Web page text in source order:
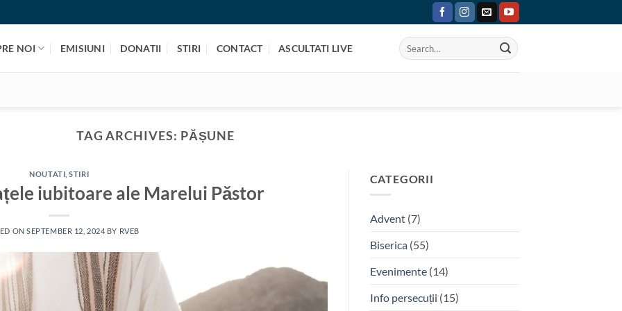
NOI EMISIUNI DONATII STIRI CONTACT ASCULTATI LIVE
TAG ARCHIVES: PĂȘUNE
NOUTATI ,STIRI
iubitoare ale Marelui Păstor
ONSEPTEMBER 12, 2024 BY RVEB
CATEGORII
Advent(7)
Biserica(55)
Evenimente(14)
Info persecuții (15)